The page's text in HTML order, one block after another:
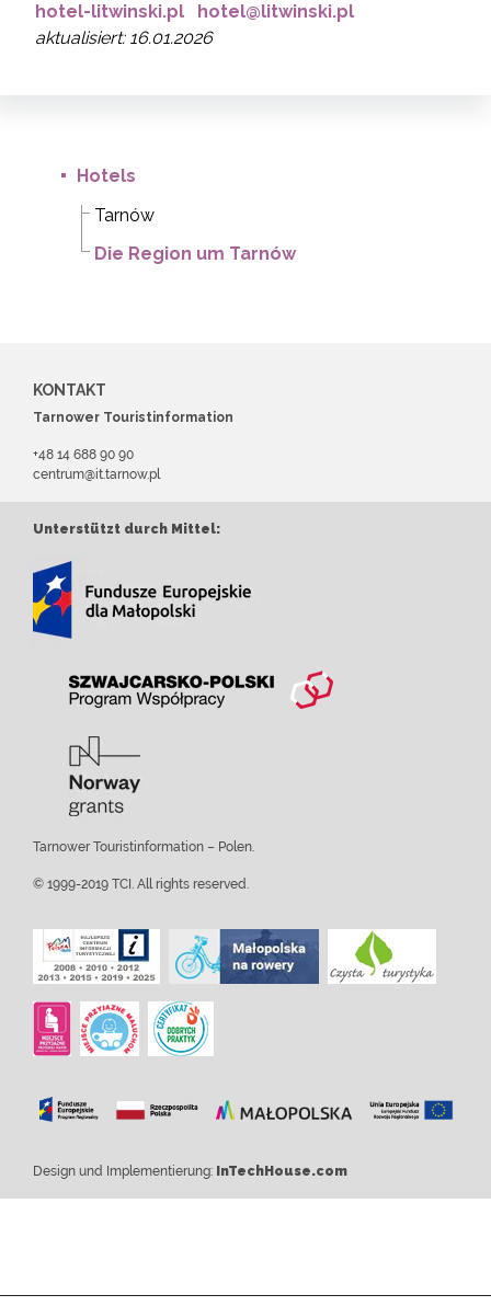
hotel-litwinski.pl
hotel@litwinski.pl
aktualisiert: 16.01.2026
Hotels
Tarnów
Die Region um Tarnów
KONTAKT
Tarnower Touristinformation
+48 14 688 90 90
centrum@it.tarnow.pl
Unterstützt durch Mittel:
Tarnower Touristinformation – Polen.
© 1999-2019 TCI. All rights reserved.
Design und Implementierung: InTechHouse.com